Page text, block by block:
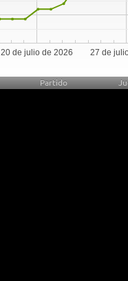
20 de julio de 2026 27 de
Partido